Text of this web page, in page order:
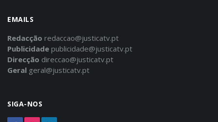
EMAILS
Redacção redaccao@justicatv.pt
Publicidade publicidade@justicatv.pt
Direcção direccao@justicatv.pt
Geral geral@justicatv.pt
SIGA-NOS